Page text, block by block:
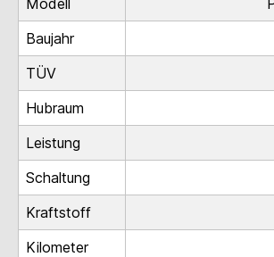
Modell
Baujahr
TÜV
Hubraum
Leistung
Schaltung
Kraftstoff
Kilometer